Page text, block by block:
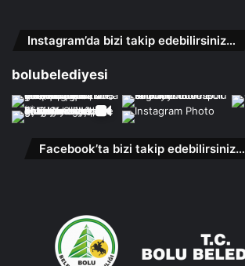
Instagram’da bizi takip edebilirsiniz…
bolubelediyesi
Facebook’ta bizi takip edebilirsiniz…